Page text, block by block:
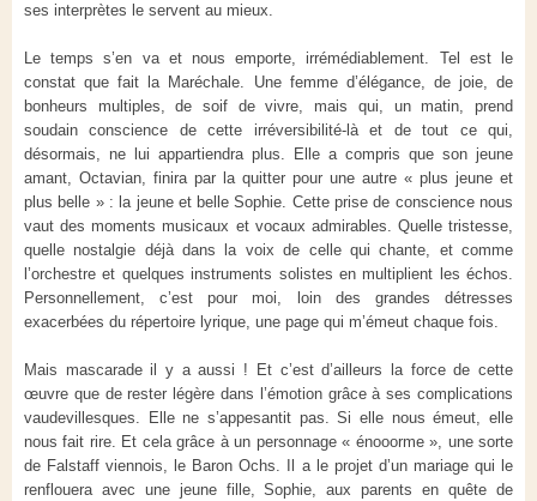
ses interprètes le servent au mieux.
Le temps s’en va et nous emporte, irrémédiablement. Tel est le
constat que fait la Maréchale. Une femme d’élégance, de joie, de
bonheurs multiples, de soif de vivre, mais qui, un matin, prend
soudain conscience de cette irréversibilité-là et de tout ce qui,
désormais, ne lui appartiendra plus. Elle a compris que son jeune
amant, Octavian, finira par la quitter pour une autre « plus jeune et
plus belle » : la jeune et belle Sophie. Cette prise de conscience nous
vaut des moments musicaux et vocaux admirables. Quelle tristesse,
quelle nostalgie déjà dans la voix de celle qui chante, et comme
l’orchestre et quelques instruments solistes en multiplient les échos.
Personnellement, c’est pour moi, loin des grandes détresses
exacerbées du répertoire lyrique, une page qui m’émeut chaque fois.
Mais mascarade il y a aussi ! Et c’est d’ailleurs la force de cette
œuvre que de rester légère dans l’émotion grâce à ses complications
vaudevillesques. Elle ne s’appesantit pas. Si elle nous émeut, elle
nous fait rire. Et cela grâce à un personnage « énooorme », une sorte
de Falstaff viennois, le Baron Ochs. Il a le projet d’un mariage qui le
renflouera avec une jeune fille, Sophie, aux parents en quête de